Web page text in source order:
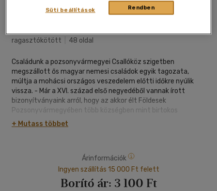
ragasztókötött
48 oldal
Családunk a pozsonyvármegyei Csallóköz szigetben
megszállott ős magyar nemesi családok egyik tagozata,
múltja a mohácsi országos veszedelem előtti időkre nyúlik
vissza. - Már a XVI. század első negyedéből vannak írott
bizonyítványaink arról, hogy az akkor élt Földesek
Pozsonyvármegyében több községben mint birtokos
nemesek voltak letelepülve.
A könyv az eredeti kiadás reprint változata.
+ Mutass többet
Árinformációk
Ingyen szállítás 15 000 Ft felett
Borító ár: 3 100 Ft
Rendben
Süti beállítások